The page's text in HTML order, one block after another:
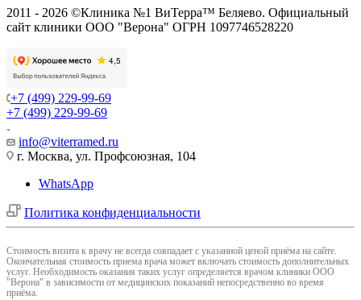
2011 - 2026 ©Клиника №1 ВиТерра™ Беляево. Официальный
сайт клиники ООО "Верона" ОГРН 1097746528220
+7 (499) 229-99-69
+7 (499) 229-99-69
info@viterramed.ru
г. Москва, ул. Профсоюзная, 104
WhatsApp
Политика конфиденциальности
Cтоимость визита к врачу не всегда совпадает с указанной ценой приёма на сайте.
Окончательная стоимость приема врача может включать стоимость дополнительных
услуг. Необходимость оказания таких услуг определяется врачом клиники ООО
"Верона" в зависимости от медицинских показаний непосредственно во время
приёма.